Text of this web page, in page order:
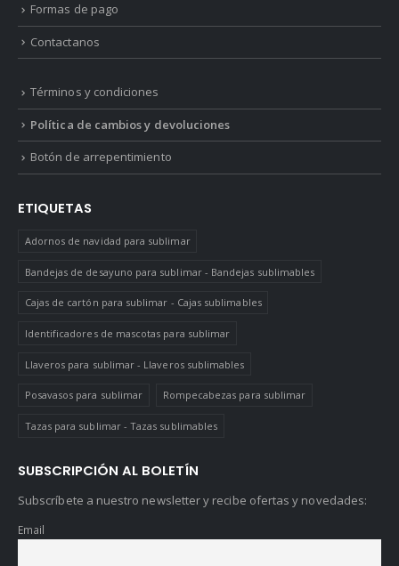
Formas de pago
Contactanos
Términos y condiciones
Política de cambios y devoluciones
Botón de arrepentimiento
ETIQUETAS
Adornos de navidad para sublimar
Bandejas de desayuno para sublimar - Bandejas sublimables
Cajas de cartón para sublimar - Cajas sublimables
Identificadores de mascotas para sublimar
Llaveros para sublimar - Llaveros sublimables
Posavasos para sublimar Rompecabezas para sublimar
Tazas para sublimar - Tazas sublimables
SUBSCRIPCIÓN AL BOLETÍN
Subscríbete a nuestro newsletter y recibe ofertas y novedades:
Email